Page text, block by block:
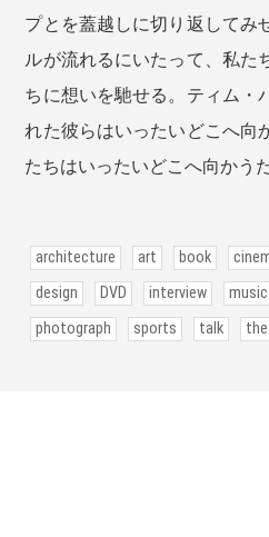
プとを蓋越しに切り返してみ
ルが流れるにいたって、私た
ちに想いを馳せる。ティム・
れた彼らはいったいどこへ向
たちはいったいどこへ向かう
architecture art book
design
DVD interview music
photograph
sports talk